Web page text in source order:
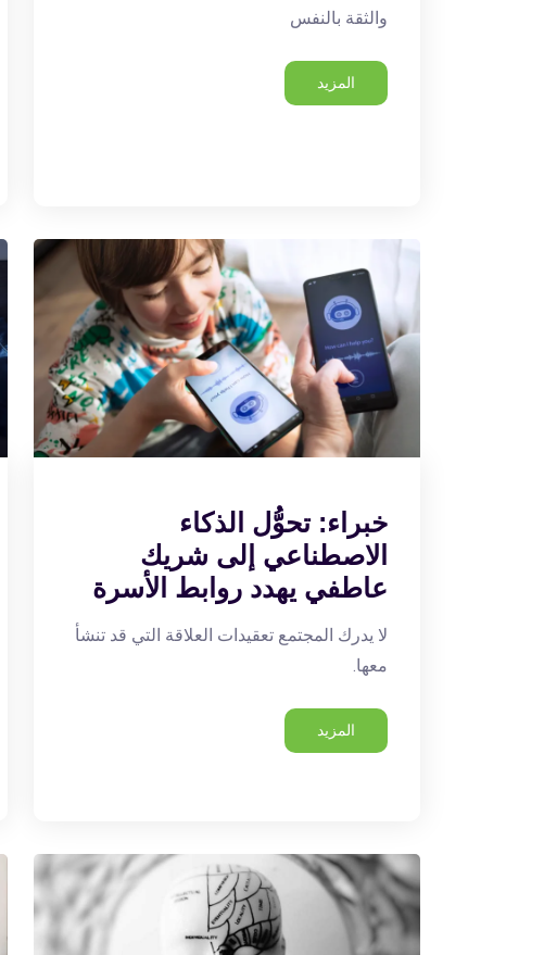
والثقة بالنفس
المزيد
خبراء: تحوُّل الذكاء
الاصطناعي إلى شريك
عاطفي يهدد روابط الأسرة
لا يدرك المجتمع تعقيدات العلاقة التي قد تنشأ
معها.
المزيد